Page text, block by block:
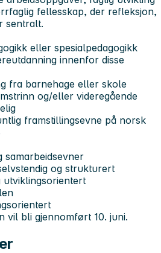
fellesskap, der refleksjon,
sentralt.
eller spesialpedagogikk
innenfor disse
fra barnehage eller skole
og/eller videregående
framstillingsevne på norsk
samarbeidsevner
og strukturert
utviklingsorientert
vil bli gjennomført 10. juni.